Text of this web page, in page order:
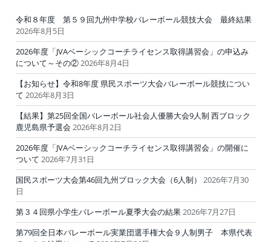
令和８年度 第５９回九州中学校バレーボール競技大会 最終結果
2026年8月5日
2026年度「JVAベーシックコーチライセンス取得講習会」の申込み
について～その②2026年8月4日
【お知らせ】令和8年度 県民スポーツ大会バレーボール競技につい
て 2026年8月3日
【結果】第25回全国バレーボール社会人優勝大会9人制 西ブロック
鹿児島県予選会 2026年8月2日
2026年度「JVAベーシックコーチライセンス取得講習会」の開催に
ついて 2026年7月31日
国民スポーツ大会第46回九州ブロック大会（6人制）
2026年7月30
日
第３４回県小学生バレーボール夏季大会の結果2026年7月27日
第79回全日本バレーボール実業団選手権大会９人制男子 本県代表